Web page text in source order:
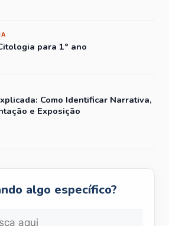
para 1° ano
Como Identificar Narrativa,
e Exposição
algo específico?